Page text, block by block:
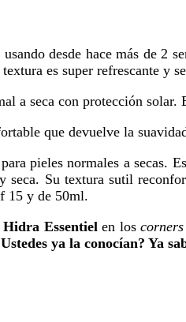
desde hace más de 2
es super refrescante y
a seca con protección solar.
que devuelve la
pieles normales a secas.
seca. Su textura sutil
15 y de 50ml.
Hidra Essentiel en loscorners
ya la conocían? Ya